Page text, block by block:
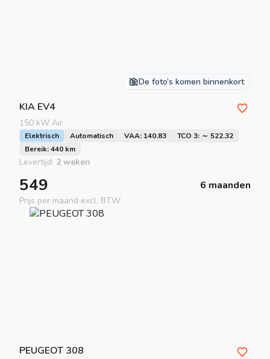
De foto’s komen binnenkort
KIA EV4
150 kW Air
Elektrisch Automatisch VAA: 140.83
TCO 3: ～ 522.32
Bereik: 440 km
Levertijd: 2 weken
549 6 maanden
Prijs per maand excl. BTW
PEUGEOT 308